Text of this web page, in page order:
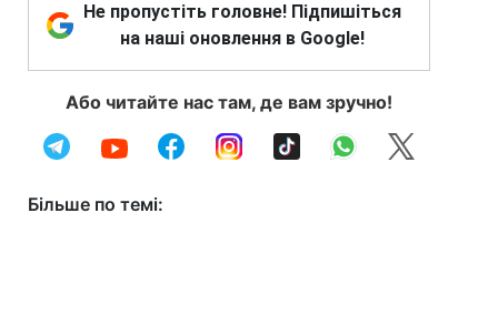
Не пропустіть головне! Підпишіться
на наші оновлення в Google!
Або читайте нас там, де вам зручно!
Більше по темі: